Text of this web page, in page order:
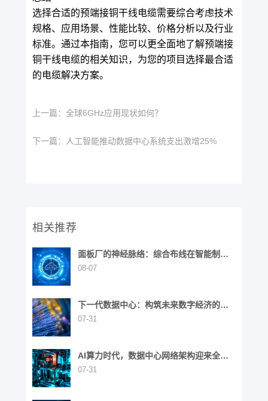
选择合适的预端接铜干线电缆需要综合考虑技术
规格、应用场景、性能比较、价格分析以及行业
标准。通过本指南，您可以更全面地了解预端接
铜干线电缆的相关知识，为您的项目选择最合适
的电缆解决方案。
上一篇： 全球6GHz应用现状如何？
下一篇： 人工智能推动数据中心系统支出激增25%
相关推荐
面板厂的神经脉络：综合布线在智能制造
中的战略价值
08-07
下一代数据中心：构筑未来数字经济的基
石
07-31
AI算力时代，数据中心网络架构迎来全面
演进
07-31